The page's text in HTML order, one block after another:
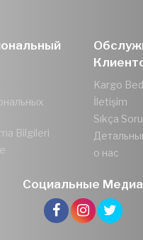
Bilgileri
Kargo
İletişim
Sıkça
о нас
Социальные Медиа